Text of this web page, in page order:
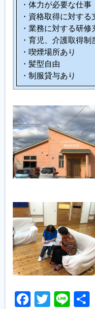
・体力が必要な仕事
・資格取得に対する
・業務に対する研修
・育児、介護取得制
・喫煙場所あり
・髪型自由
・制服貸与あり
Facebook
Twitter
Line